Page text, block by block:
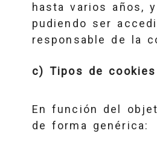
hasta varios años,
pudiendo ser
responsable de la
c) Tipos de
En función del
de forma genérica: